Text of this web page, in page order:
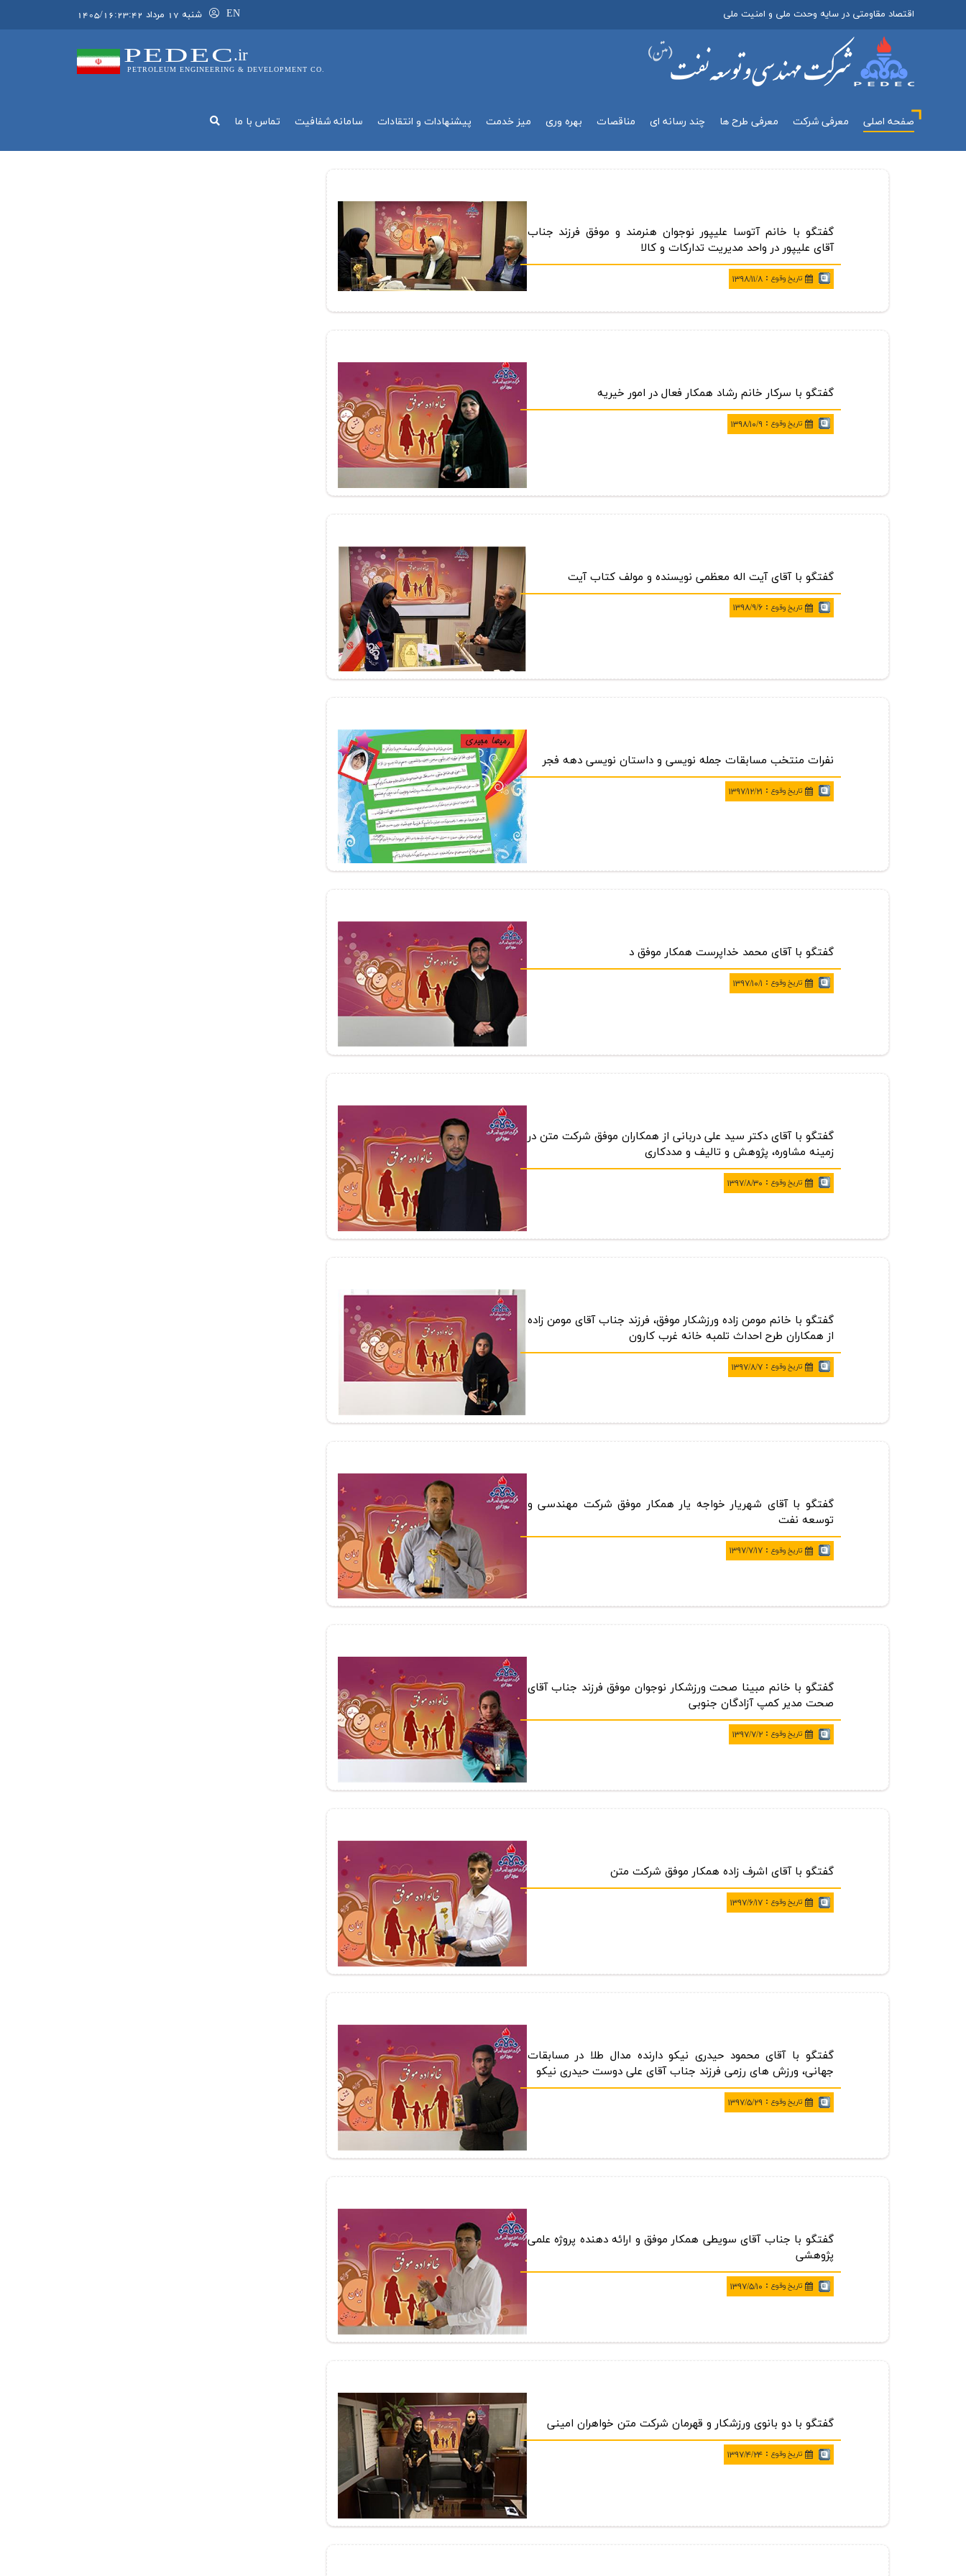
اقتصاد مقاومتی در سایه وحدت ملی و امنیت ملی EN شنبه 17 مرداد 1405/16:23:42
PEDEC.ir
PETROLEUM ENGINEERING & DEVELOPMENT CO.
صفحه اصلی معرفي شركت معرفی طرح ها چند رسانه اي مناقصات بهره وري میز خدمت پیشنهادات و انتقادات سامانه شفافيت تماس با ما
گفتگو با خانم آتوسا علیپور نوجوان هنرمند و موفق فرزند جناب
آقای علیپور در واحد مدیریت تداركات و كالا
تاريخ وقوع :۱۳۹۸/۱۱/۸
گفتگو با سركار خانم رشاد همكار فعال در امور خیریه
تاريخ وقوع : ۱۳۹۸/۱۰/۹
گفتگو با آقای آیت اله معظمی نویسنده و مولف كتاب آیت
تاريخ وقوع :۱۳۹۸/۹/۶
نفرات منتخب مسابقات جمله نویسی و داستان نویسی دهه فجر
تاريخ وقوع : ۱۳۹۷/۱۲/۲۱
گفتگو با آقای محمد خداپرست همكار موفق د
تاريخ وقوع : ۱۳۹۷/۱۰/۱
گفتگو با آقای دكتر سید علی دربانی از همكاران موفق شركت متن در
زمینه مشاوره، پژوهش و تالیف و مددكاری
تاريخ وقوع : ۱۳۹۷/۸/۳۰
گفتگو با خانم مومن زاده ورزشكار موفق، فرزند جناب آقای مومن زاده
از همكاران طرح احداث تلمبه خانه غرب كارون
تاريخ وقوع :۱۳۹۷/۸/۷
گفتگو با آقای شهریار خواجه یار همكار موفق شركت مهندسی و
توسعه نفت
تاريخ وقوع :۱۳۹۷/۷/۱۷
گفتگو با خانم مبینا صحت ورزشكار نوجوان موفق فرزند جناب آقای
صحت مدیر كمپ آزادگان جنوبی
تاريخ وقوع :۱۳۹۷/۷/۲
گفتگو با آقای اشرف زاده همكار موفق شركت متن
تاريخ وقوع :۱۳۹۷/۶/۱۷
گفتگو با آقای محمود حیدری نیكو دارنده مدال طلا در مسابقات
جهانی، ورزش های رزمی فرزند جناب آقای علی دوست حیدری نیكو
تاريخ وقوع : ۱۳۹۷/۵/۲۹
گفتگو با جناب آقای سویطی همكار موفق و ارائه دهنده پروژه علمی
پژوهشی
تاريخ وقوع : ۱۳۹۷/۵/۱۰
گفتگو با دو بانوی ورزشكار و قهرمان شركت متن خواهران امینی
تاريخ وقوع :۱۳۹۷/۴/۲۴